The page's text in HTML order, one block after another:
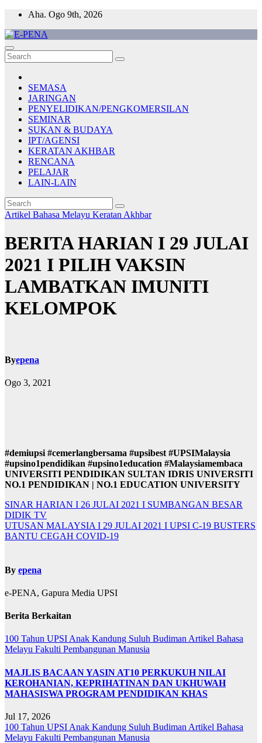
Skip
content
Aha. Ogo 9th, 2026
E-PENA
Berita Digital Terkini
SEMASA
JARINGAN
PENYELIDIKAN/PENGKOMERSILAN
SEMINAR
SUKAN & BUDAYA
IPT/AGENSI
KERATAN AKHBAR
RENCANA
PELAJAR
LAIN-LAIN
Artikel Bahasa Melayu Keratan Akhbar
BERITA HARIAN I 29 JULAI
2021 I PILIH VAKSIN
LAMBATKAN IMUNITI
KELOMPOK
Byepena
Ogo 3, 2021
#demiupsi #cemerlangbersama #upsibest #UPSIMalaysia
#upsino1pendidikan #upsino1education #Malaysiamembaca
UNIVERSITI PENDIDIKAN SULTAN IDRIS UNIVERSITI
NO.1 PENDIDIKAN | NO.1 EDUCATION UNIVERSITY
Navigasi
kiriman
SINAR HARIAN I 26 JULAI 2021 I SUMBANGAN BESAR
DIDIK TV
UTUSAN MALAYSIA I 29 JULAI 2021 I UPSI C-19 BUSTERS
BANTU CEGAH COVID-19
By epena
e-PENA, Gapura Media UPSI
Berita Berkaitan
100 Tahun UPSIAnak Kandung Suluh BudimanArtikel Bahasa
Melayu Fakulti Pembangunan Manusia
MAJLIS BACAAN YASIN AT10 PERKUKUH NILAI
KEROHANIAN, KEPRIHATINAN DAN UKHUWAH
MAHASISWA PROGRAM PENDIDIKAN KHAS
Jul 17, 2026
100 Tahun UPSI Anak Kandung Suluh Budiman Artikel Bahasa
Melayu Fakulti Pembangunan Manusia